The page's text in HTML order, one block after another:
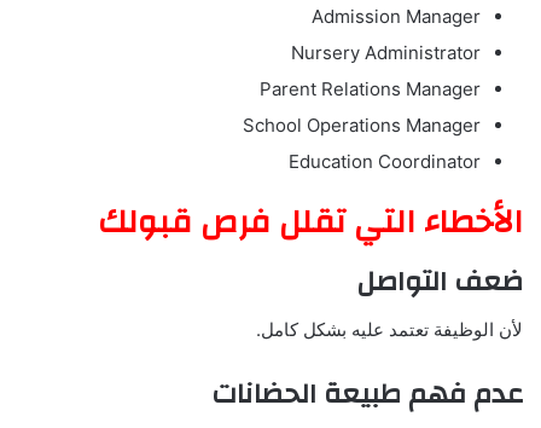
Admission Manager
Nursery Administrator
Parent Relations Manager
School Operations Manager
Education Coordinator
الأخطاء التي تقلل فرص قبولك
ضعف التواصل
لأن الوظيفة تعتمد عليه بشكل كامل.
عدم فهم طبيعة الحضانات